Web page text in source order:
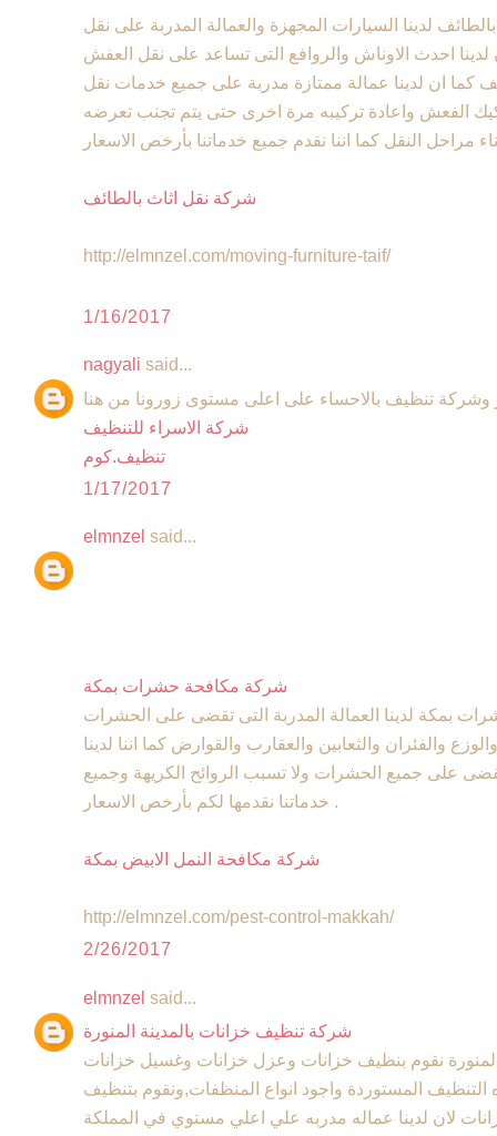
لدينا السيارات المجهزة والعمالة المدربة على نقل
احدث الاوناش والروافع التى تساعد على نقل العفش
ان لدينا عمالة ممتازة مدربة على جميع خدمات نقل
الفعش واعادة تركيبه مرة اخرى حتى يتم تجنب تعرضه
شركة نقل اثاث بالطائف
http://elmnzel.com/moving-furniture-taif/
1/16/2017
nagyali said...
وشركة تنظيف بالاحساء على اعلى مستوى زورونا من هنا
شركة الاسراء للتنظيف
تنظيف.كوم
1/17/2017
elmnzel said...
شركة مكافحة حشرات بمكة
بمكة لدينا العمالة المدربة التى تقضى على الحشرات
والفئران والثعابين والعقارب والقوارض كما اننا لدينا
على جميع الحشرات ولا تسبب الروائح الكريهة وجميع
خدماتنا نقدمها لكم بأرخص الاسعار .
شركة مكافحة النمل الابيض بمكة
http://elmnzel.com/pest-control-makkah/
2/26/2017
elmnzel said...
شركة تنظيف خزانات بالمدينة المنورة
نقوم بنظيف خزانات وعزل خزانات وغسيل خزانات
المستوردة واجود انواع المنظفات,ونقوم بتنظيف
لان لدينا عماله مدربه علي اعلي مستوي في المملكة